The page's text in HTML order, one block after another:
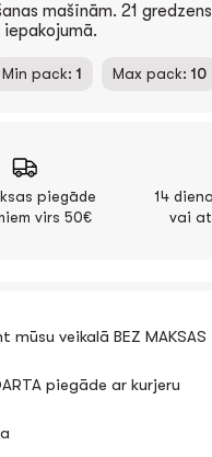
mašīnām. 21
iepakojumā.
Min pack: 1 Max pack: 10
piegāde
virs 50€
14
vai
mūsu veikalā BEZ MAKSAS
piegāde ar kurjeru